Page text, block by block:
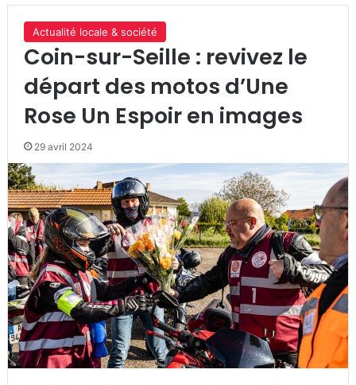
Actualité locale & société
Coin-sur-Seille : revivez le
départ des motos d’Une
Rose Un Espoir en images
29 avril 2024